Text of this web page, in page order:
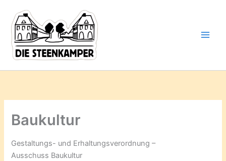
Inhalt
springen
Baukultur
Gestaltungs- und Erhaltungsverordnung –
Ausschuss Baukultur
deine
Mail-
Adresse
ein ...